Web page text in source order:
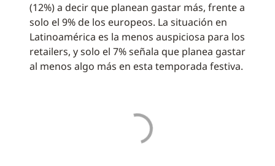
(12%) a decir que planean gastar más, frente a
solo el 9% de los europeos. La situación en
Latinoamérica es la menos auspiciosa para los
retailers, y solo el 7% señala que planea gastar
al menos algo más en esta temporada festiva.